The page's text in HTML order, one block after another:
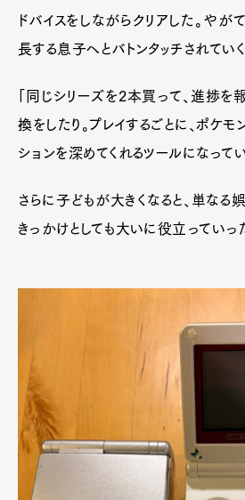
ドバイスをしながらクリアした。やが
長する息子へとバトンタッチされていく
「同じシリーズを2本買って、進捗を
換をしたり。プレイするごとに、ポケ
ションを深めてくれるツールになってい
さらに子どもが大きくなると、単なる
きっかけとしても大いに役立っていっ